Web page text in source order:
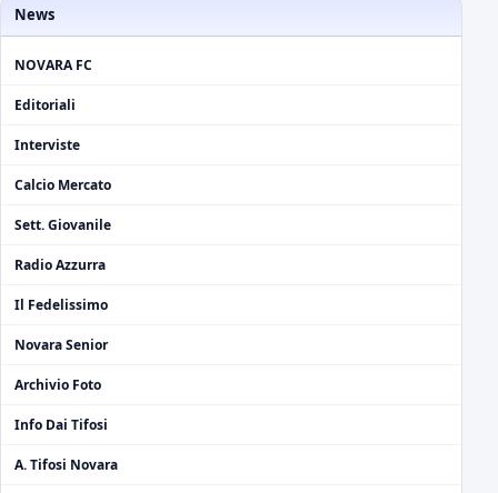
News
NOVARA FC
Editoriali
Interviste
Calcio Mercato
Sett. Giovanile
Radio Azzurra
Il Fedelissimo
Novara Senior
Archivio Foto
Info Dai Tifosi
A. Tifosi Novara